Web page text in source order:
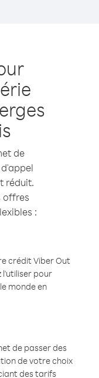
de
réduit.
offres
:
crédit Viber Out
l'utiliser pour
monde en
de passer des
de votre choix
des tarifs